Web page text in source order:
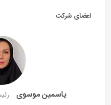
اعضای شرکت
یاسمین موسوی